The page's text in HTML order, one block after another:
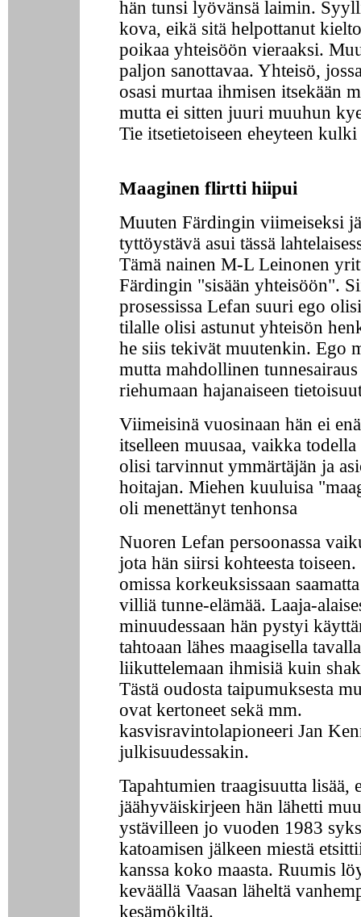
hän tunsi lyövänsä laimin.
kova, eikä sitä helpottanut
poikaa yhteisöön vieraaksi.
paljon sanottavaa. Yhteisö,
osasi murtaa ihmisen itsekään
mutta ei sitten juuri muuhun
Tie itsetietoiseen eheyteen
Maaginen flirtti hiipui
Muuten Färdingin viimeiseksi
tyttöystävä asui tässä
Tämä nainen M-L Leinonen
Färdingin "sisään yhteisöön".
prosessissa Lefan suuri ego
tilalle olisi astunut yhteisön
he siis tekivät muutenkin. Ego
mutta mahdollinen
riehumaan hajanaiseen
Viimeisinä vuosinaan hän ei
itselleen muusaa, vaikka
olisi tarvinnut ymmärtäjän ja
hoitajan. Miehen kuuluisa
oli menettänyt tenhonsa
Nuoren Lefan persoonassa
jota hän siirsi kohteesta
omissa korkeuksissaan
villiä tunne-elämää. Laaja-
minuudessaan hän pystyi
tahtoaan lähes maagisella
liikuttelemaan ihmisiä kuin
Tästä oudosta taipumuksesta
ovat kertoneet sekä mm.
kasvisravintolapioneeri Jan
julkisuudessakin.
Tapahtumien traagisuutta lisää,
jäähyväiskirjeen hän lähetti
ystävilleen jo vuoden 1983
katoamisen jälkeen miestä
kanssa koko maasta. Ruumis
keväällä Vaasan läheltä
kesämökiltä.